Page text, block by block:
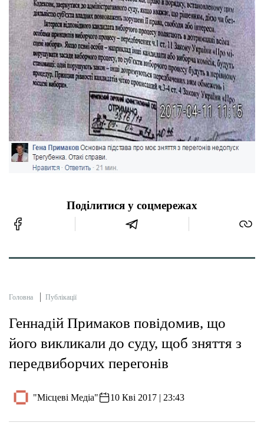
Поділитися у соцмережах
Головна Публікації
Геннадій Примаков повідомив, що
його викликали до суду, щоб зняття з
передвиборчих перегонів
"Місцеві Медіа" 10 Кві 2017 | 23:43